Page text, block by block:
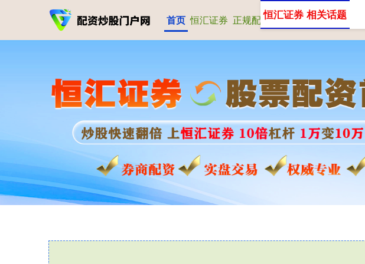
首页 恒汇证券 正规配资公司 在线配资炒股
恒汇证券 相关话题